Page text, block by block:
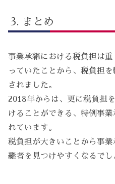
まとめ
事業承継における税負担は
っていたことから、税負担
されました。
2018年からは、更に税負担
けることができる、特例事
れています。
税負担が大きいことから事
継者を見つけやすくなるでし